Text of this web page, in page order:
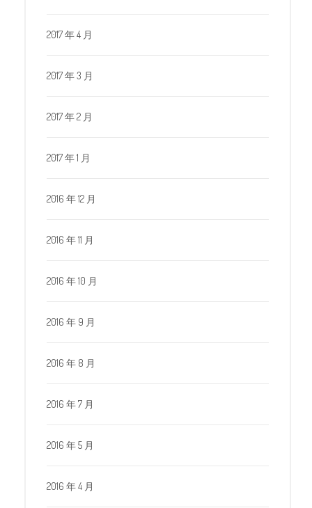
2017 年 4 月
2017 年 3 月
2017 年 2 月
2017 年 1 月
2016 年 12 月
2016 年 11 月
2016 年 10 月
2016 年 9 月
2016 年 8 月
2016 年 7 月
2016 年 5 月
2016 年 4 月